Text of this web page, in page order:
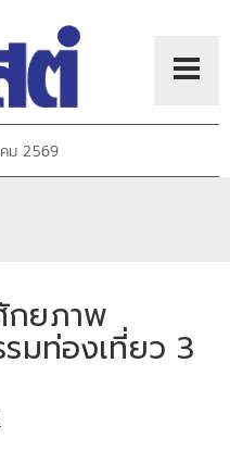
ม 2569
ยภาพ
มท่องเที่ยว 3